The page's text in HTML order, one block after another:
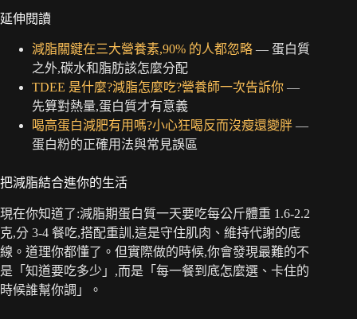
延伸閱讀
減脂關鍵在三大營養素,90% 的人都忽略 — 蛋白質
之外,碳水和脂肪該怎麼分配
TDEE 是什麼?減脂怎麼吃?營養師一次告訴你 —
先算對熱量,蛋白質才有意義
喝高蛋白減肥有用嗎?小心狂喝反而沒瘦還變胖 —
蛋白粉的正確用法與常見誤區
把減脂結合進你的生活
現在你知道了:減脂期蛋白質一天要吃每公斤體重 1.6-2.2
克,分 3-4 餐吃,搭配重訓,這是守住肌肉、維持代謝的底
線。道理你都懂了。但實際做的時候,你會發現最難的不
是「知道要吃多少」,而是「每一餐到底怎麼選、卡住的
時候誰幫你調」。